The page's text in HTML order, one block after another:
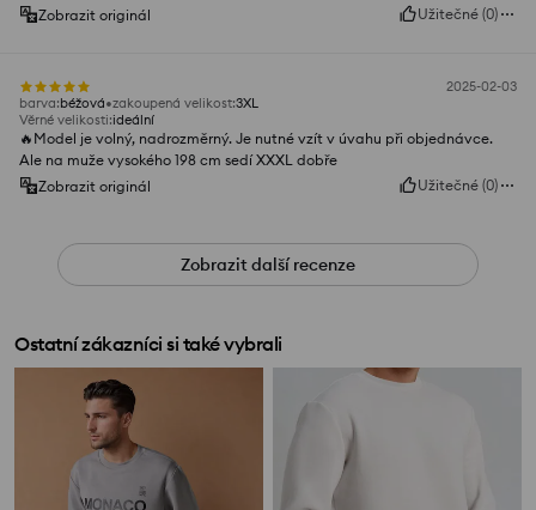
Zobrazit originál
Užitečné (0)
2025-02-03
barva:béžová zakoupená velikost:3XL
Věrné velikosti:ideální
🔥Model je volný, nadrozměrný. Je nutné vzít v úvahu při objednávce.
Ale na muže vysokého 198 cm sedí XXXL dobře
Zobrazit originál
Užitečné (0)
Zobrazit další recenze
Ostatní zákazníci si také vybrali